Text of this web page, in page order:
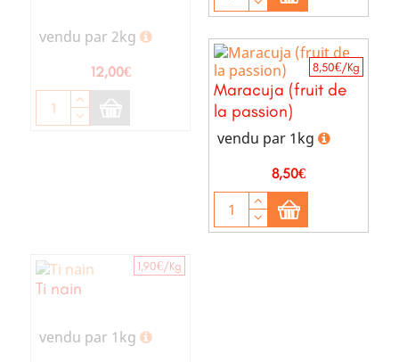
vendu par 2kg
Prix
12,00€
Maracuja (fruit de
la passion)
8,50€/Kg
vendu par 1kg
Prix
8,50€
Ti nain
1,90€/Kg
vendu par 1kg